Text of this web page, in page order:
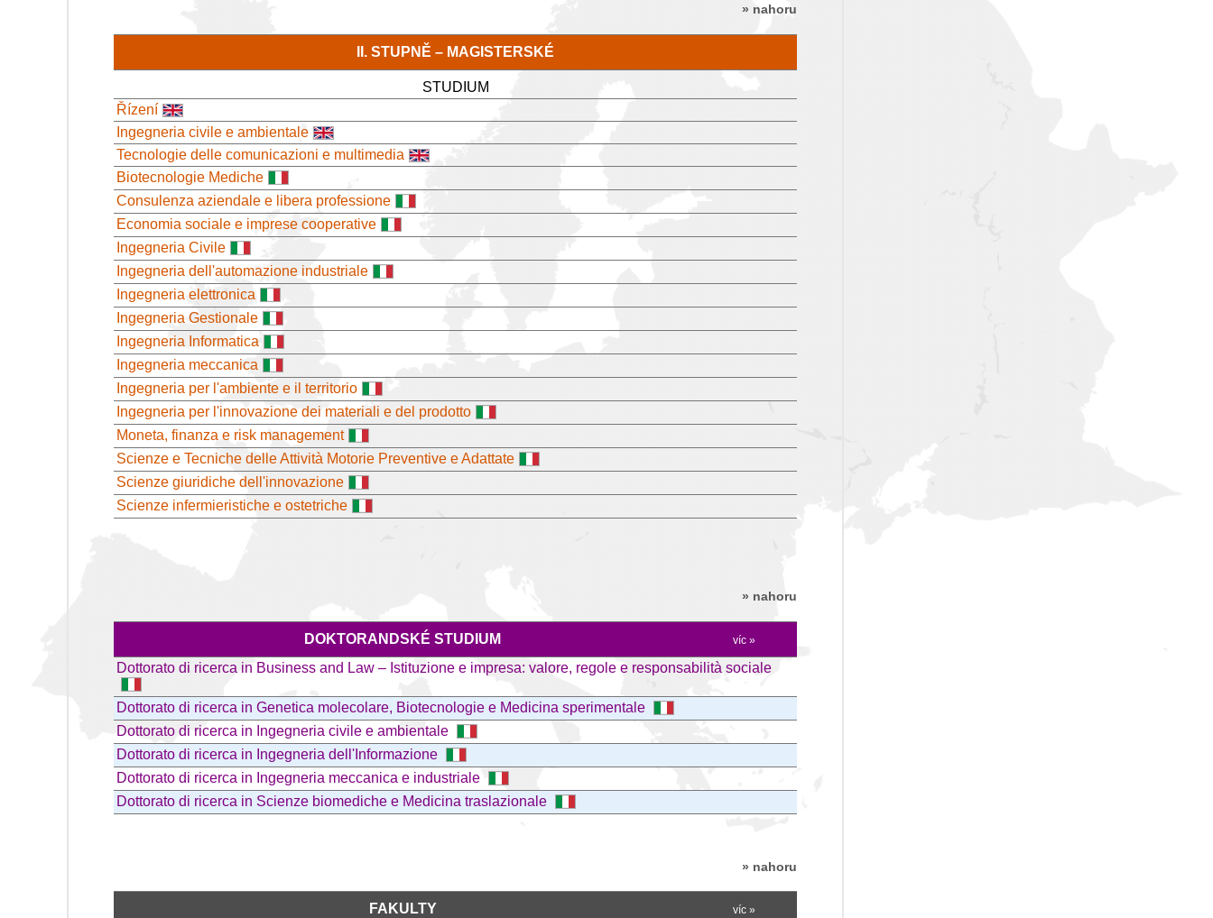
» nahoru
II. STUPNĚ – MAGISTERSKÉ
STUDIUM
Řízení
Ingegneria civile e ambientale
Tecnologie delle comunicazioni e multimedia
Biotecnologie Mediche
Consulenza aziendale e libera professione
Economia sociale e imprese cooperative
Ingegneria Civile
Ingegneria dell'automazione industriale
Ingegneria elettronica
Ingegneria Gestionale
Ingegneria Informatica
Ingegneria meccanica
Ingegneria per l'ambiente e il territorio
Ingegneria per l'innovazione dei materiali e del prodotto
Moneta, finanza e risk management
Scienze e Tecniche delle Attività Motorie Preventive e Adattate
Scienze giuridiche dell'innovazione
Scienze infermieristiche e ostetriche
» nahoru
DOKTORANDSKÉ STUDIUM víc »
Dottorato di ricerca in Business and Law – Istituzione e impresa: valore, regole e responsabilità sociale
Dottorato di ricerca in Genetica molecolare, Biotecnologie e Medicina sperimentale
Dottorato di ricerca in Ingegneria civile e ambientale
Dottorato di ricerca in Ingegneria dell'Informazione
Dottorato di ricerca in Ingegneria meccanica e industriale
Dottorato di ricerca in Scienze biomediche e Medicina traslazionale
» nahoru
FAKULTY víc »